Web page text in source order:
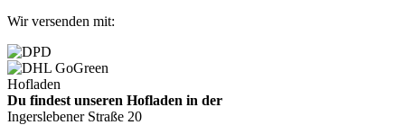
Wir versenden mit:
Hofladen
Du findest unseren Hofladen in der
Ingerslebener Straße 20